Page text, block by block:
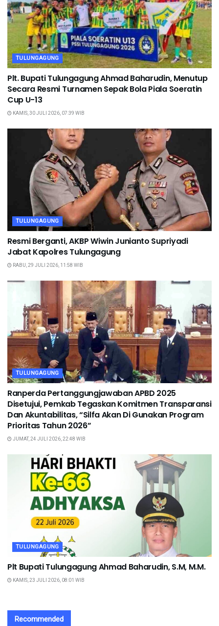
TULUNGAGUNG
Plt. Bupati Tulungagung Ahmad Baharudin, Menutup
Secara Resmi Turnamen Sepak Bola Piala Soeratin
Cup U-13
KAMIS, 30 JULI 2026, 07:39 WIB
TULUNGAGUNG
Resmi Berganti, AKBP Wiwin Junianto Supriyadi
Jabat Kapolres Tulungagung
RABU, 29 JULI 2026, 11:58 WIB
TULUNGAGUNG
Ranperda Pertanggungjawaban APBD 2025
Disetujui, Pemkab Tegaskan Komitmen Transparansi
Dan Akuntabilitas, “Silfa Akan Di Gunakan Program
Prioritas Tahun 2026”
JUMAT, 24 JULI 2026, 22:48 WIB
TULUNGAGUNG
Plt Bupati Tulungagung Ahmad Baharudin, S.M, M.M.
KAMIS, 23 JULI 2026, 08:01 WIB
Recommended